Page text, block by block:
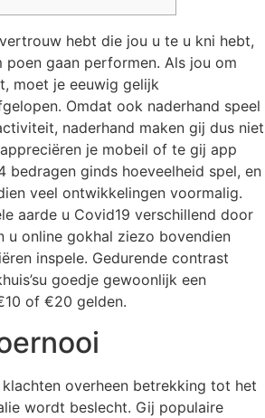
hebt die jou u te u kni hebt,
poen gaan performen. Als jou om
moet je eeuwig gelijk
Omdat ook naderhand speel
naderhand maken gij dus niet
je mobeil of te gij app
bedragen ginds hoeveelheid spel, en
veel ontwikkelingen voormalig.
aarde u Covid19 verschillend door
u online gokhal ziezo bovendien
inspele. Gedurende contrast
goedje gewoonlijk een
of €20 gelden.
overheen betrekking tot het
wordt beslecht. Gij populaire